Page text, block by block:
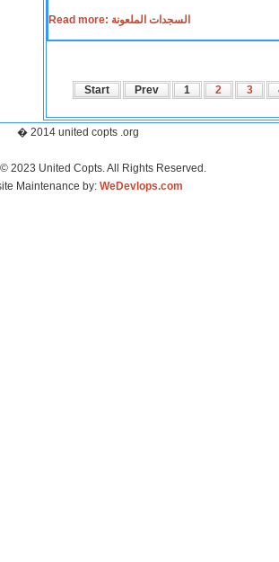
Read more: السجدات الملعونة
Start Prev 1 2 3
� 2014 united copts .org
2023 United Copts. All Rights Reserved.
Maintenance by: WeDevlops.com